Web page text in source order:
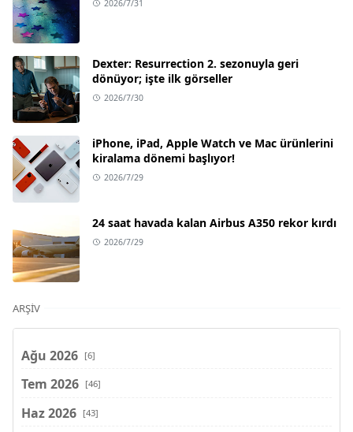
2026/7/31
Dexter: Resurrection 2. sezonuyla geri
dönüyor; işte ilk görseller
2026/7/30
iPhone, iPad, Apple Watch ve Mac ürünlerini
kiralama dönemi başlıyor!
2026/7/29
24 saat havada kalan Airbus A350 rekor kırdı
2026/7/29
ARŞIV
Ağu 2026 [6]
Tem 2026 [46]
Haz 2026 [43]